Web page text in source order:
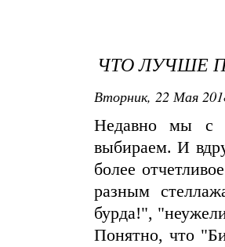
ЧТО ЛУЧШЕ
Вторник, 22 Мая
Недавно мы с
выбираем. И
более
разным
бурда!",
Понятно, что